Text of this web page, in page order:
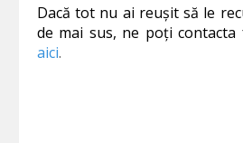
Dacă tot nu ai reușit să le
de mai sus, ne poți
aici.